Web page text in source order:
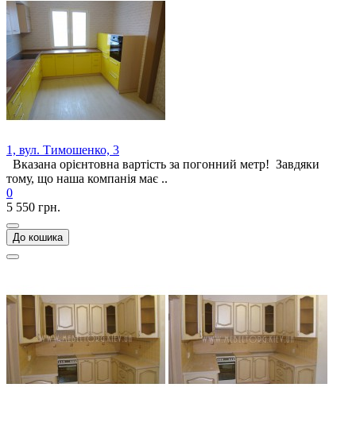
1, вул. Тимошенко, 3
Вказана орієнтовна вартість за погонний метр! Завдяки
тому, що наша компанія має ..
0
5 550 грн.
До кошика